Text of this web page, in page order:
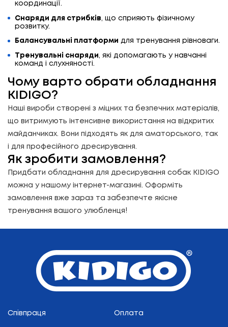
координації.
Снаряди для стрибків, що сприяють фізичному
розвитку.
Балансувальні платформи для тренування рівноваги.
Тренувальні снаряди, які допомагають у навчанні
команд і слухняності.
Чому варто обрати обладнання
KIDIGO?
Наші вироби створені з міцних та безпечних матеріалів,
що витримують інтенсивне використання на відкритих
майданчиках. Вони підходять як для аматорського, так
і для професійного дресирування.
Як зробити замовлення?
Придбати обладнання для дресирування собак KIDIGO
можна у нашому інтернет-магазині. Оформіть
замовлення вже зараз та забезпечте якісне
тренування вашого улюбленця!
Співпраця Оплата